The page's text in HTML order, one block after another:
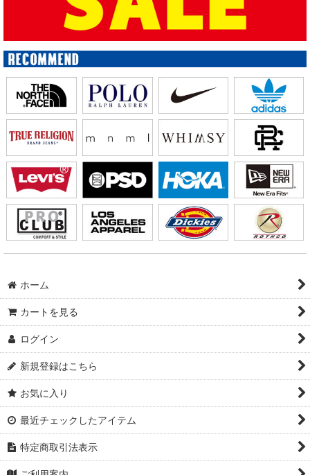
ホーム
カートを見る
ログイン
新規登録はこちら
お気に入り
最近チェックしたアイテム
特定商取引法表示